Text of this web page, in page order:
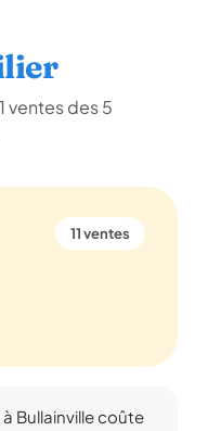
ventes des 5
11 ventes
à Bullainville coûte